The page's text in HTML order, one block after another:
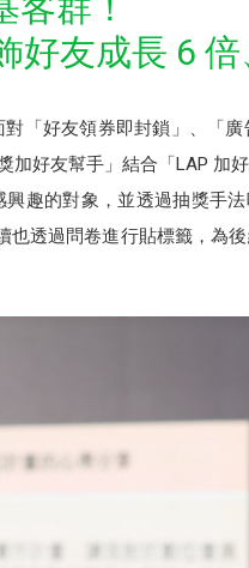
好友成長 6
「好友領券即封鎖」、「
加好友幫手」結合「LAP 加
趣的對象，並透過抽獎手
也透過問卷進行貼標籤，為